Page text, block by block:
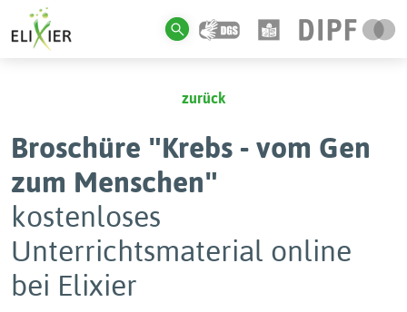
zurück
Broschüre ʺKrebs - vom Gen
zum Menschenʺ
kostenloses
Unterrichtsmaterial online
bei Elixier